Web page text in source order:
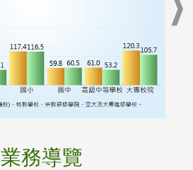
業務導覽